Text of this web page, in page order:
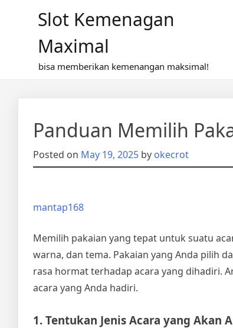
Slot Kemenagan
Maximal
bisa memberikan kemenangan maksimal!
Panduan Memilih
Posted on May 19, 2025 by okecrot
mantap168
Memilih pakaian yang tepat untuk suatu
warna, dan tema. Pakaian yang Anda pilih
rasa hormat terhadap acara yang dihadiri.
acara yang Anda hadiri.
1. Tentukan Jenis Acara yang Akan